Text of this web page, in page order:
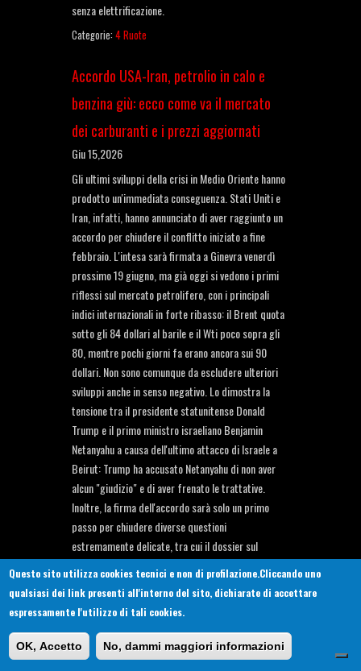
senza elettrificazione.
Categorie: 4 Ruote
Accordo USA-Iran, petrolio in calo e
benzina giù: ecco come va il mercato
dei carburanti e i prezzi aggiornati
Giu 15,2026
Gli ultimi sviluppi della crisi in Medio Oriente hanno
prodotto un'immediata conseguenza. Stati Uniti e
Iran, infatti, hanno annunciato di aver raggiunto un
accordo per chiudere il conflitto iniziato a fine
febbraio. L'intesa sarà firmata a Ginevra venerdì
prossimo 19 giugno, ma già oggi si vedono i primi
riflessi sul mercato petrolifero, con i principali
indici internazionali in forte ribasso: il Brent quota
sotto gli 84 dollari al barile e il Wti poco sopra gli
80, mentre pochi giorni fa erano ancora sui 90
dollari. Non sono comunque da escludere ulteriori
sviluppi anche in senso negativo. Lo dimostra la
tensione tra il presidente statunitense Donald
Trump e il primo ministro israeliano Benjamin
Netanyahu a causa dell'ultimo attacco di Israele a
Beirut: Trump ha accusato Netanyahu di non aver
alcun "giudizio" e di aver frenato le trattative.
Inoltre, la firma dell'accordo sarà solo un primo
passo per chiudere diverse questioni
estremamente delicate, tra cui il dossier sul
annunciato l'immediata e tanto attesa riapertura
dello Stretto di Hormuz, il che ha allentato i timori
quindi le pressioni sulle quotazioni del greggio. I
prezzi del Mimit Ora è probabile un progressivo
Questo sito utilizza cookies tecnici e non di profilazione.Cliccando uno
qualsiasi dei link presenti all'interno del sito, dichiarate di accettare
espressamente l'utilizzo di tali cookies.
OK, Accetto No, dammi maggiori informazioni